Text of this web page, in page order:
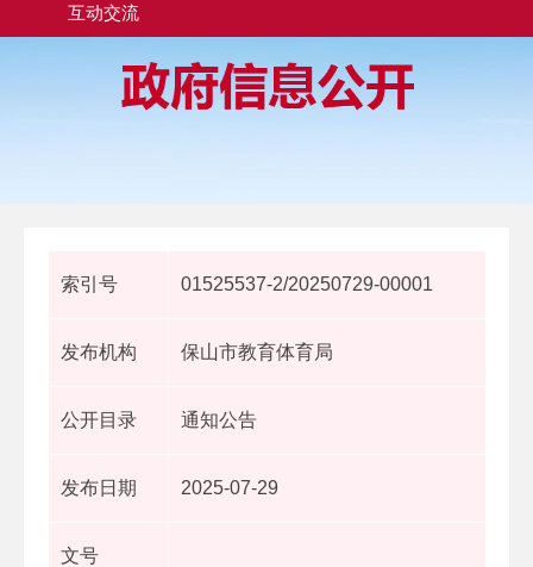
互动交流
索引号 01525537-2/20250729-00001
发布机构 保山市教育体育局
公开目录 通知公告
发布日期 2025-07-29
文号